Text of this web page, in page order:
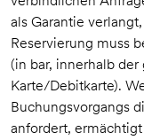
als Garantie
Reservierung muss
(in bar, innerhalb
Karte/Debitkarte).
Buchungsvorgangs
anfordert,